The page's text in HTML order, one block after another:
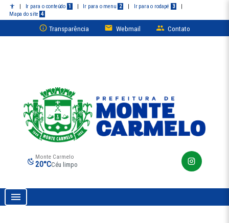
| Ir para o conteúdo 1 | Ir para o menu 2 | Ir para o rodapé 3
|
Mapa do site 4
Transparência Webmail Contato
Monte Carmelo
20°CCéu limpo